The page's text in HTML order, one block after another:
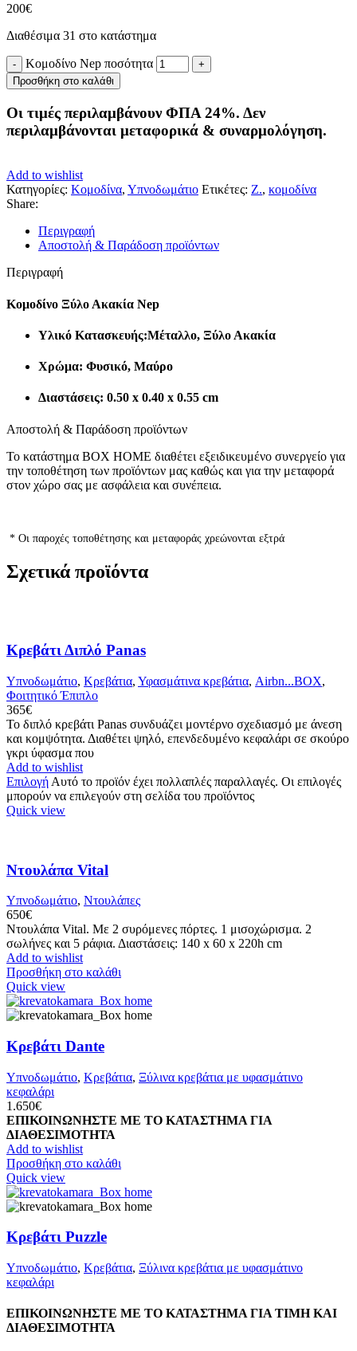
200€
Διαθέσιμα 31 στο κατάστημα
Κομοδίνο Nep ποσότητα
Προσθήκη στο καλάθι
Οι τιμές περιλαμβάνουν ΦΠΑ 24%. Δεν
περιλαμβάνονται μεταφορικά & συναρμολόγηση.
Add to wishlist
Κατηγορίες: Κομοδίνα, Υπνοδωμάτιο Ετικέτες: Z., κομοδίνα
Share:
Περιγραφή
Αποστολή & Παράδοση προϊόντων
Περιγραφή
Κομοδίνο Ξύλο Ακακία Nep
Υλικό Κατασκευής:Μέταλλο, Ξύλο Ακακία
Χρώμα: Φυσικό, Μαύρο
Διαστάσεις: 0.50 x 0.40 x 0.55 cm
Αποστολή & Παράδοση προϊόντων
Το κατάστημα BOX HOME διαθέτει εξειδικευμένο συνεργείο για
την τοποθέτηση των προϊόντων μας καθώς και για την μεταφορά
στον χώρο σας με ασφάλεια και συνέπεια.
* Οι παροχές τοποθέτησης και μεταφοράς χρεώνονται εξτρά
Σχετικά προϊόντα
Κρεβάτι Διπλό Panas
Υπνοδωμάτιο, Κρεβάτια, Υφασμάτινα κρεβάτια, Airbn...BOX,
Φοιτητικό Έπιπλο
365€
Το διπλό κρεβάτι Panas συνδυάζει μοντέρνο σχεδιασμό με άνεση
και κομψότητα. Διαθέτει ψηλό, επενδεδυμένο κεφαλάρι σε σκούρο
γκρι ύφασμα που
Add to wishlist
Επιλογή Αυτό το προϊόν έχει πολλαπλές παραλλαγές. Οι επιλογές
μπορούν να επιλεγούν στη σελίδα του προϊόντος
Quick view
Ντουλάπα Vital
Υπνοδωμάτιο, Ντουλάπες
650€
Ντουλάπα Vital. Με 2 συρόμενες πόρτες. 1 μισοχώρισμα. 2
σωλήνες και 5 ράφια. Διαστάσεις: 140 x 60 x 220h cm
Add to wishlist
Προσθήκη στο καλάθι
Quick view
Κρεβάτι Dante
Υπνοδωμάτιο, Κρεβάτια, Ξύλινα κρεβάτια με υφασμάτινο
κεφαλάρι
1.650€
ΕΠΙΚΟΙΝΩΝΗΣΤΕ ΜΕ ΤΟ ΚΑΤΑΣΤΗΜΑ ΓΙΑ
ΔΙΑΘΕΣΙΜΟΤΗΤΑ
Add to wishlist
Προσθήκη στο καλάθι
Quick view
Κρεβάτι Puzzle
Υπνοδωμάτιο, Κρεβάτια, Ξύλινα κρεβάτια με υφασμάτινο
κεφαλάρι
ΕΠΙΚΟΙΝΩΝΗΣΤΕ ΜΕ ΤΟ ΚΑΤΑΣΤΗΜΑ ΓΙΑ ΤΙΜΗ ΚΑΙ
ΔΙΑΘΕΣΙΜΟΤΗΤΑ